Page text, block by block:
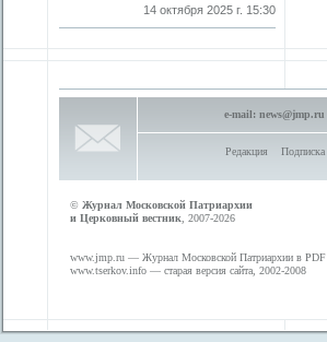
14 октября 2025 г. 15:30
e-mail: news@jmp.ru
Редакция Подписка
© Журнал Московской Патриархии
и Церковный вестник , 2007-2026
www.jmp.ru — Журнал Московской Патриархии в PDF
www.tserkov.info — старая версия сайта, 2002-2008